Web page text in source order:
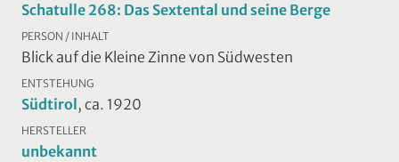
Schatulle 268: Das Sextental und seine Berge
PERSON / INHALT
Blick auf die Kleine Zinne von Südwesten
ENTSTEHUNG
Südtirol , ca. 1920
HERSTELLER
unbekannt